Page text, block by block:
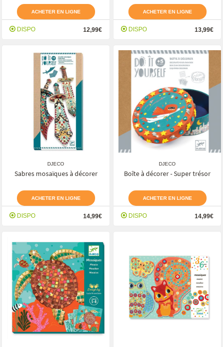
ACHETER EN LIGNE
DISPO 12,99€
ACHETER EN LIGNE
DISPO 13,99€
DJECO
Sabres mosaïques à décorer
ACHETER EN LIGNE
DISPO 14,99€
DJECO
Boîte à décorer - Super trésor
ACHETER EN LIGNE
DISPO 14,99€